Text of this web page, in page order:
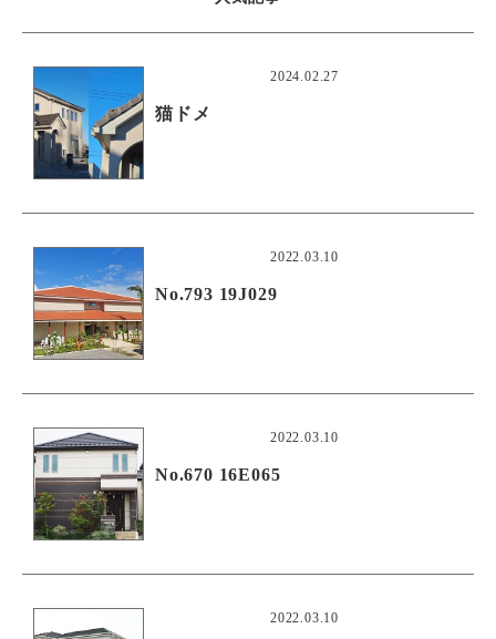
2024.02.27
猫ドメ
2022.03.10
No.793 19J029
2022.03.10
No.670 16E065
2022.03.10